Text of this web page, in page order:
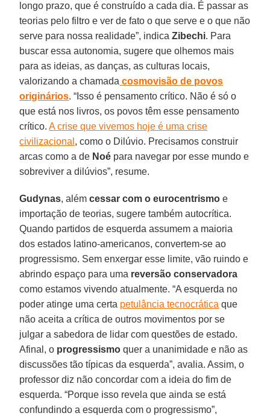
longo prazo, que é construído a cada dia. É passar as
teorias pelo filtro e ver de fato o que serve e o que não
serve para nossa realidade”, indicaZibechi. Para
buscar essa autonomia, sugere que olhemos mais
para as ideias, as danças, as culturas locais,
valorizando a chamada cosmovisão de povos
originários. “Isso é pensamento crítico. Não é só o
que está nos livros, os povos têm esse pensamento
crítico.A crise que vivemos hoje é uma crise
civilizacional , como o Dilúvio. Precisamos construir
arcas como a de Noé para navegar por esse mundo e
sobreviver a dilúvios”, resume.
Gudynas, além cessar com o eurocentrismo e
importação de teorias, sugere também autocrítica.
Quando partidos de esquerda assumem a maioria
dos estados latino-americanos, convertem-se ao
progressismo. Sem enxergar esse limite, vão ruindo e
abrindo espaço para uma reversão conservadora
como estamos vivendo atualmente. “A esquerda no
poder atinge uma certa petulância tecnocrática que
não aceita a crítica de outros movimentos por se
julgar a sabedora de lidar com questões de estado.
Afinal, o progressismo quer a unanimidade e não as
discussões tão típicas da esquerda”, avalia. Assim, o
professor diz não concordar com a ideia do fim de
esquerda. “Porque isso revela que ainda se está
confundindo a esquerda com o progressismo”,